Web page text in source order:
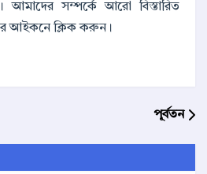
আমাদের সম্পর্কে আরো বিস্তারিত
আইকনে ক্লিক করুন।
পূর্বতন